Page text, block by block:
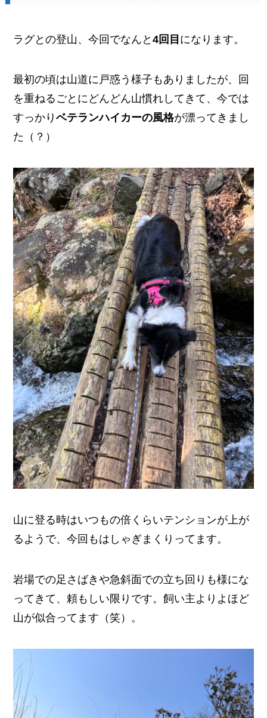
ラグとの登山、今回でなんと4回目 になります。
最初の頃は山道に戸惑う様子もありましたが、回
を重ねるごとにどんどん山慣れしてきて、今では
すっかりベテランハイカーの風格が漂ってきまし
た（？）
山に登る時はいつもの倍くらいテンションが上が
るようで、今回もはしゃぎまくりってます。
岩場での足さばきや急斜面での立ち回りも様にな
ってきて、頼もしい限りです。飼い主よりよほど
山が似合ってます（笑）。